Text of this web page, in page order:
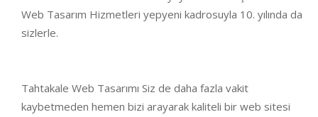
Web Tasarım Hizmetleri yepyeni kadrosuyla 10. yılında da
sizlerle.
Tahtakale Web Tasarımı Siz de daha fazla vakit
kaybetmeden hemen bizi arayarak kaliteli bir web sitesi